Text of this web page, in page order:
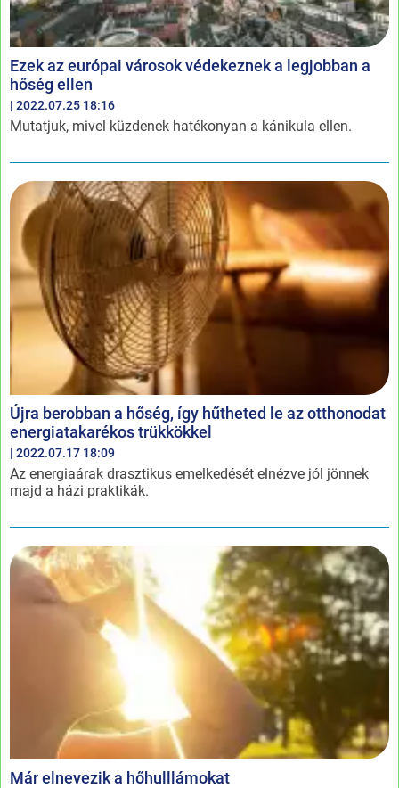
Ezek az európai városok védekeznek a legjobban a
hőség ellen
| 2022.07.25 18:16
Mutatjuk, mivel küzdenek hatékonyan a kánikula ellen.
Újra berobban a hőség, így hűtheted le az otthonodat
energiatakarékos trükkökkel
| 2022.07.17 18:09
Az energiaárak drasztikus emelkedését elnézve jól jönnek
majd a házi praktikák.
Már elnevezik a hőhulllámokat